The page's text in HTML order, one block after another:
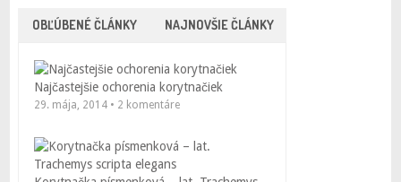
OBĽÚBENÉ ČLÁNKY NAJNOVŠIE ČLÁNKY
Najčastejšie ochorenia korytnačiek
29. mája, 2014 • 2 komentáre